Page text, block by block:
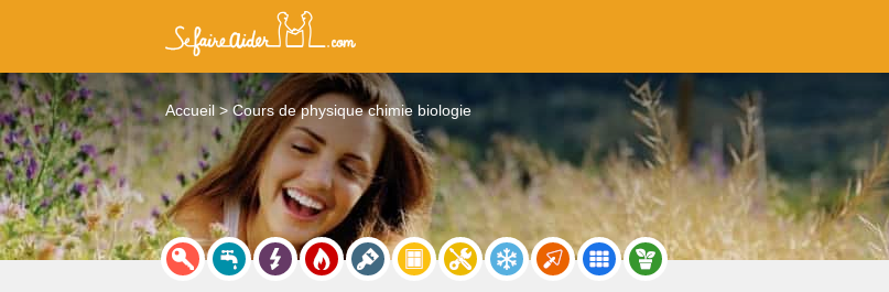
Accueil Cours de physique chimie biologie